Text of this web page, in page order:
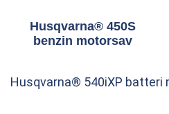
Husqvarna® 450S
benzin motorsav
Husqvarna® 540iXP batteri